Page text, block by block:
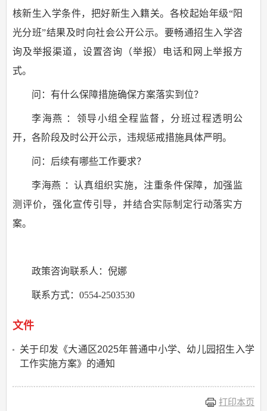
核新生入学条件，把好新生入籍关。各校起始年级“阳
光分班”结果及时向社会公开公示。要畅通招生入学咨
询及举报渠道，设置咨询（举报）电话和网上举报方
式。
问：有什么保障措施确保方案落实到位？
李海燕 ：领导小组全程监督，分班过程透明公
开，各阶段及时公开公示，违规惩戒措施具体严明。
问：后续有哪些工作要求？
李海燕 ：认真组织实施，注重条件保障，加强监
测评价，强化宣传引导，并结合实际制定行动落实方
案。
政策咨询联系人：倪娜
联系方式：0554-2503530
文件
关于印发《大通区2025年普通中小学、幼儿园招生入学
工作实施方案》的通知
打印本页